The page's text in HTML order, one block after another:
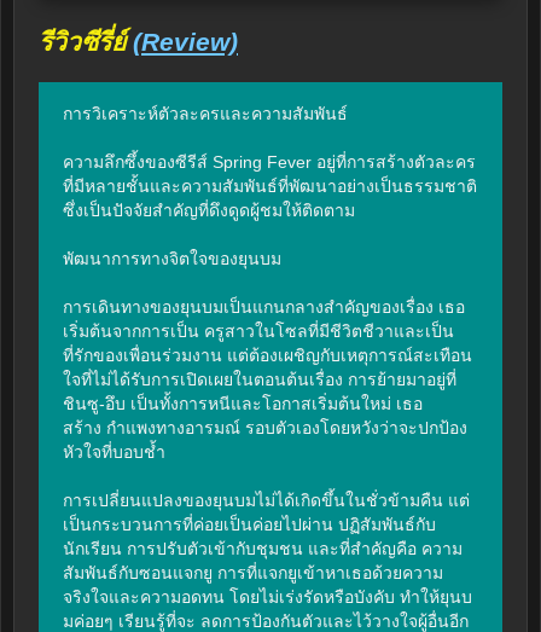
รีวิวซีรี่ย์(Review)
การวิเคราะห์ตัวละครและความสัมพันธ์
ความลึกซึ้งของซีรีส์ Spring Fever อยู่ที่การสร้างตัวละคร
ที่มีหลายชั้นและความสัมพันธ์ที่พัฒนาอย่างเป็นธรรมชาติ
ซึ่งเป็นปัจจัยสำคัญที่ดึงดูดผู้ชมให้ติดตาม
พัฒนาการทางจิตใจของยุนบม
การเดินทางของยุนบมเป็นแกนกลางสำคัญของเรื่อง เธอ
เริ่มต้นจากการเป็น ครูสาวในโซลที่มีชีวิตชีวาและเป็น
ที่รักของเพื่อนร่วมงาน แต่ต้องเผชิญกับเหตุการณ์สะเทือน
ใจที่ไม่ได้รับการเปิดเผยในตอนต้นเรื่อง การย้ายมาอยู่ที่
ชินซู-อึบ เป็นทั้งการหนีและโอกาสเริ่มต้นใหม่ เธอ
สร้าง กำแพงทางอารมณ์ รอบตัวเองโดยหวังว่าจะปกป้อง
หัวใจที่บอบช้ำ
การเปลี่ยนแปลงของยุนบมไม่ได้เกิดขึ้นในชั่วข้ามคืน แต่
เป็นกระบวนการที่ค่อยเป็นค่อยไปผ่าน ปฏิสัมพันธ์กับ
นักเรียน การปรับตัวเข้ากับชุมชน และที่สำคัญคือ ความ
สัมพันธ์กับซอนแจกยู การที่แจกยูเข้าหาเธอด้วยความ
จริงใจและความอดทน โดยไม่เร่งรัดหรือบังคับ ทำให้ยุนบ
มค่อยๆ เรียนรู้ที่จะ ลดการป้องกันตัวและไว้วางใจผู้อื่นอีก